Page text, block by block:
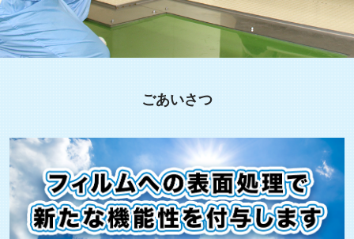
ごあいさつ